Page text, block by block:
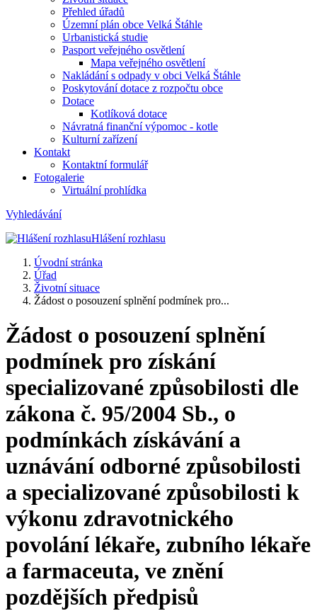
Přehled úřadů
Územní plán obce Velká Štáhle
Urbanistická studie
Pasport veřejného osvětlení
Mapa veřejného osvětlení
Nakládání s odpady v obci Velká Štáhle
Poskytování dotace z rozpočtu obce
Dotace
Kotlíková dotace
Návratná finanční výpomoc - kotle
Kulturní zařízení
Kontakt
Kontaktní formulář
Fotogalerie
Virtuální prohlídka
Vyhledávání
Hlášení rozhlasu
Úvodní stránka
Úřad
Životní situace
Žádost o posouzení splnění podmínek pro...
Žádost o posouzení splnění
podmínek pro získání
specializované způsobilosti dle
zákona č. 95/2004 Sb., o
podmínkách získávání a
uznávání odborné způsobilosti
a specializované způsobilosti k
výkonu zdravotnického
povolání lékaře, zubního lékaře
a farmaceuta, ve znění
pozdějších předpisů